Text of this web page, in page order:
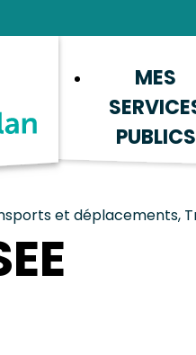
MES
PUBLICS
et déplacements,